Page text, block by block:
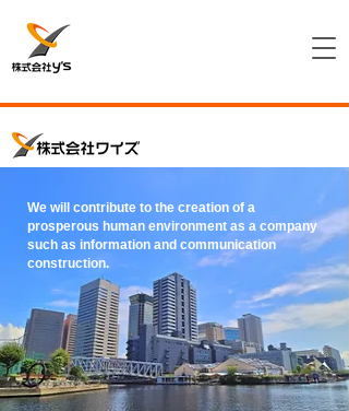
We will contribute to the creation of a
prosperous human environment as a company
such as information and communication
construction.